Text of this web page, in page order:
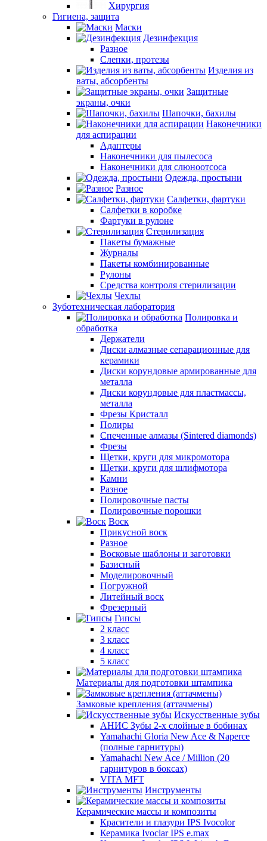
Хирургия
Гигиена, защита
Маски
Дезинфекция
Разное
Слепки, протезы
Изделия из
ваты, абсорбенты
Защитные
экраны, очки
Шапочки, бахилы
Наконечники
для аспирации
Адаптеры
Наконечники для пылесоса
Наконечники для слюноотсоса
Одежда, простыни
Разное
Салфетки, фартуки
Салфетки в коробке
Фартуки в рулоне
Стерилизация
Пакеты бумажные
Журналы
Пакеты комбинированные
Рулоны
Средства контроля стерилизации
Чехлы
Зуботехническая лаборатория
Полировка и
обработка
Держатели
Диски алмазные сепарационные для
керамики
Диски корундовые армированные для
металла
Диски корундовые для пластмассы,
металла
Фрезы Кристалл
Полиры
Спеченные алмазы (Sintered diamonds)
Фрезы
Щетки, круги для микромотора
Щетки, круги для шлифмотора
Камни
Разное
Полировочные пасты
Полировочные порошки
Воск
Прикусной воск
Разное
Восковые шаблоны и заготовки
Базисный
Моделировочный
Погружной
Литейный воск
Фрезерный
Гипсы
2 класс
3 класс
4 класс
5 класс
Материалы для подготовки штампика
Замковые крепления (аттачмены)
Искусственные зубы
АНИС Зубы 2-х слойные в бобинах
Yamahachi Gloria New Ace & Naperce
(полные гарнитуры)
Yamahachi New Ace / Million (20
гарнитуров в боксах)
VITA MFT
Инструменты
Керамические массы и композиты
Красители и глазури IPS Ivocolor
Керамика Ivoclar IPS e.max